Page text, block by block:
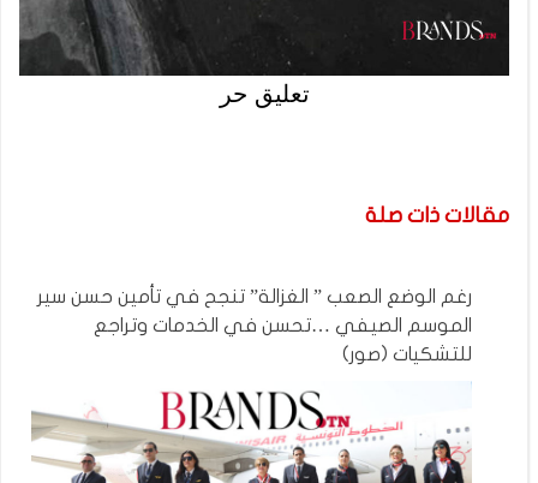
تعليق حر
مقالات ذات صلة
رغم الوضع الصعب ” الغزالة” تنجح في تأمين حسن سير
الموسم الصيفي …تحسن في الخدمات وتراجع
للتشكيات (صور)